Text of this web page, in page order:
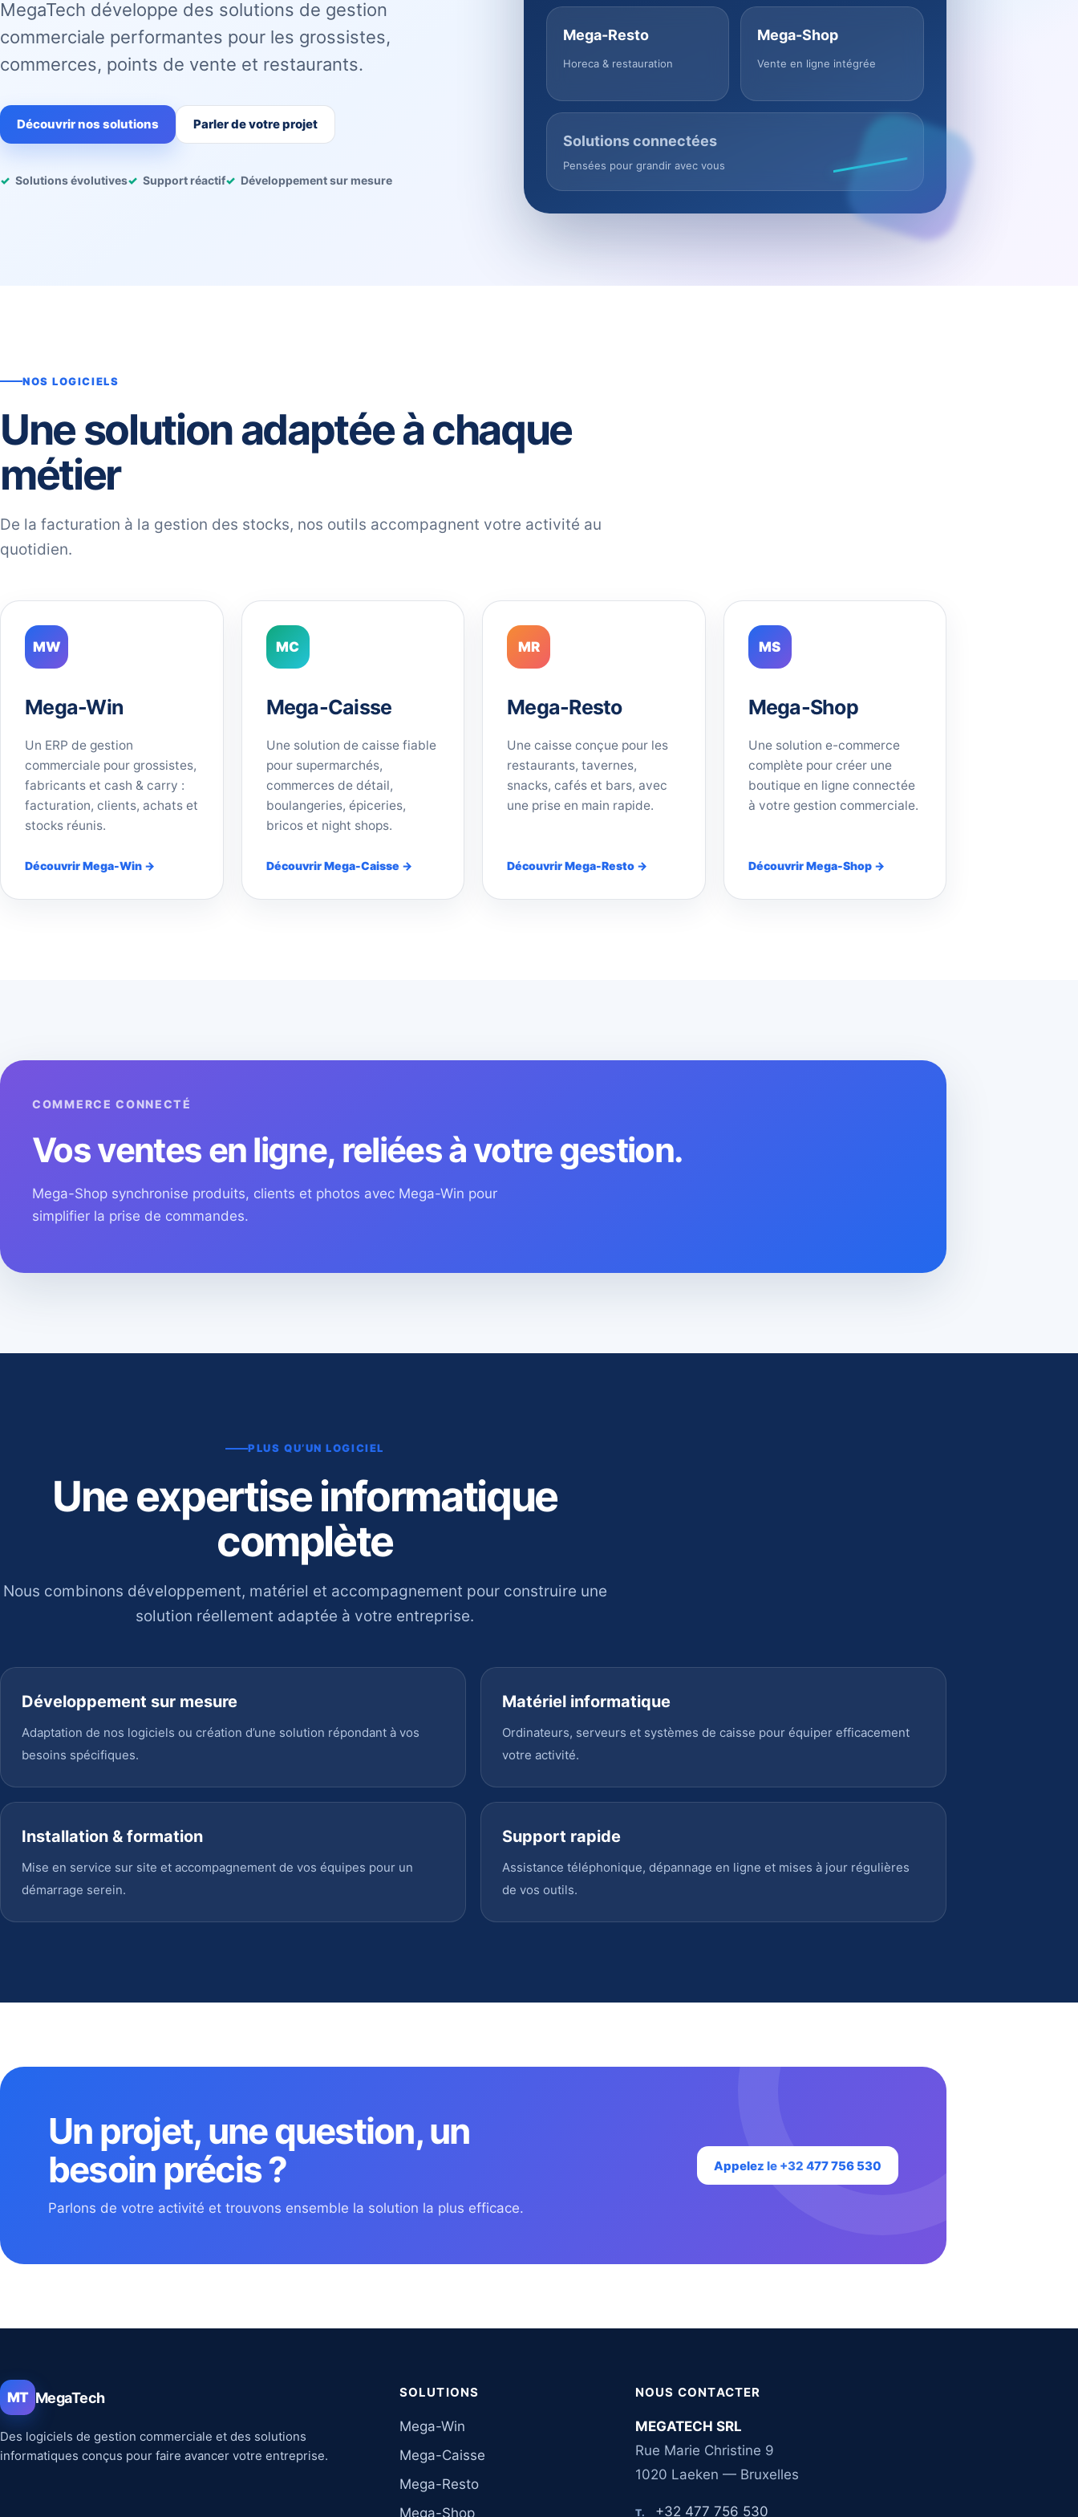
MegaTech développe des solutions de gestion
commerciale performantes pour les grossistes,
commerces, points de vente et restaurants.
Découvrir nos solutions Parler de votre projet
Solutions évolutives Support réactif Développement sur mesure
Mega-Resto
Horeca & restauration
Mega-Shop
Vente en ligne intégrée
Solutions connectées
Pensées pour grandir avec vous
NOS LOGICIELS
Une solution adaptée à chaque
métier
De la facturation à la gestion des stocks, nos outils accompagnent votre activité au
quotidien.
MW
Mega-Win
Un ERP de gestion
commerciale pour grossistes,
fabricants et cash & carry :
facturation, clients, achats et
stocks réunis.
Découvrir Mega-Win →
MC
Mega-Caisse
Une solution de caisse fiable
pour supermarchés,
commerces de détail,
boulangeries, épiceries,
bricos et night shops.
Découvrir Mega-Caisse →
MR
Mega-Resto
Une caisse conçue pour les
restaurants, tavernes,
snacks, cafés et bars, avec
une prise en main rapide.
Découvrir Mega-Resto →
MS
Mega-Shop
Une solution e-commerce
complète pour créer une
boutique en ligne connectée
à votre gestion commerciale.
Découvrir Mega-Shop →
COMMERCE CONNECTÉ
Vos ventes en ligne, reliées à votre gestion.
Mega-Shop synchronise produits, clients et photos avec Mega-Win pour
simplifier la prise de commandes.
PLUS QU’UN LOGICIEL
Une expertise informatique
complète
Nous combinons développement, matériel et accompagnement pour construire une
solution réellement adaptée à votre entreprise.
Développement sur mesure
Adaptation de nos logiciels ou création d’une solution répondant à vos
besoins spécifiques.
Matériel informatique
Ordinateurs, serveurs et systèmes de caisse pour équiper efficacement
votre activité.
Installation & formation
Mise en service sur site et accompagnement de vos équipes pour un
démarrage serein.
Support rapide
Assistance téléphonique, dépannage en ligne et mises à jour régulières
de vos outils.
Un projet, une question, un
besoin précis ?
Parlons de votre activité et trouvons ensemble la solution la plus efficace.
Appelez le +32 477 756 530
MT MegaTech
Des logiciels de gestion commerciale et des solutions
informatiques conçus pour faire avancer votre entreprise.
SOLUTIONS
Mega-Win
Mega-Caisse
Mega-Resto
Mega-Shop
NOUS CONTACTER
MEGATECH SRL
Rue Marie Christine 9
1020 Laeken — Bruxelles
T. +32 477 756 530